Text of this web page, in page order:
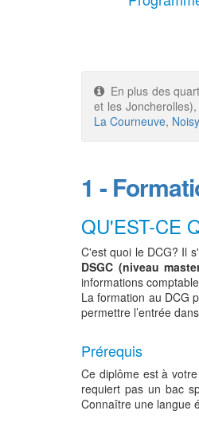
En plus des
et les
La Courneuve,
1 -
QU'EST-CE
C'est quoi le DCG? Il
DSGC (niveau
informations
La formation au DCG
permettre l’entrée
Prérequis
Ce diplôme est à
requiert pas un bac
Connaître une langue